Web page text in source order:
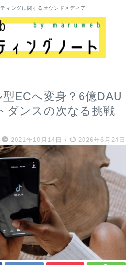
ィングに関するオウンドメディア
ECへ変身？6億DAU
ダンスの次なる挑戦
2021年10月14日 / 2026年6月24日